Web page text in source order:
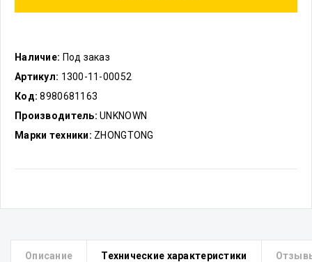
Наличие: Под заказ
Артикул: 1300-11-00052
Код: 8980681163
Производитель: UNKNOWN
Марки техники: ZHONGTONG
Описание Технические характеристики